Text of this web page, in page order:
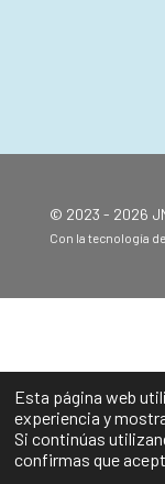
Esta página web
experiencia y
Si continúas
confirmas que
© 2023 - 2026
Con la tecnología de